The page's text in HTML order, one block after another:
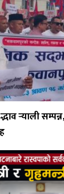
र्‍याली सम्पन्न,